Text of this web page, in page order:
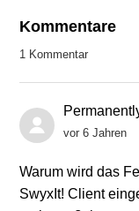
Kommentare
1 Kommentar
vor 6 Jahren
Warum wird das
SwyxIt! Client